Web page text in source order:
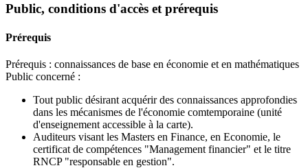
Public, conditions d'accès et prérequis
Prérequis
Prérequis : connaissances de base en économie et en mathématiques
Public concerné :
Tout public désirant acquérir des connaissances approfondies
dans les mécanismes de l'économie comtemporaine (unité
d'enseignement accessible à la carte).
Auditeurs visant les Masters en Finance, en Economie, le
certificat de compétences "Management financier" et le titre
RNCP "responsable en gestion".